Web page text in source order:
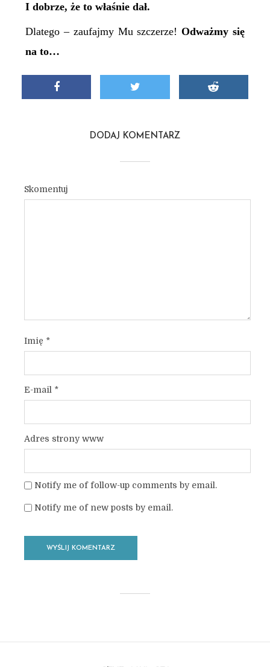
I dobrze, że to właśnie dał.
Dlatego – zaufajmy Mu szczerze!Odważmy się
na to…
DODAJ KOMENTARZ
Skomentuj
Imię *
E-mail *
Adres strony www
Notify me of follow-up comments by email.
Notify me of new posts by email.